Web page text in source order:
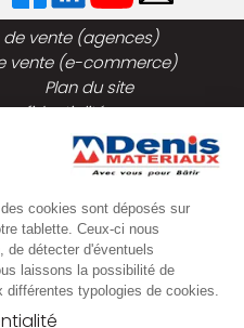
vente (agences)
vente (e-commerce)
Plan du site
cookies sont déposés sur
tablette. Ceux-ci nous
de détecter d'éventuels
laissons la possibilité de
différentes typologies de cookies.